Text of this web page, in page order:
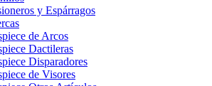
y Espárragos
de Arcos
Dactileras
Disparadores
de Visores